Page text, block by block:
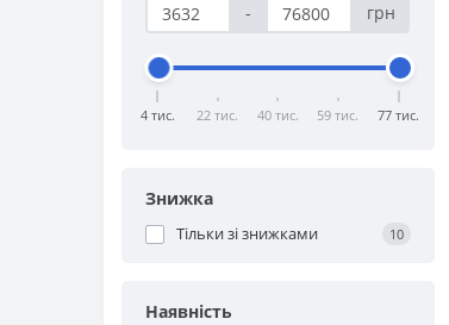
-
грн
4 тис. 22 тис. 40 тис. 59 тис. 77 тис.
Знижка
Тільки зі знижками 10
Наявність